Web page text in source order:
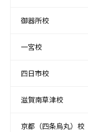
御器所校
一宮校
四日市校
滋賀南草津校
京都（四条烏丸）校